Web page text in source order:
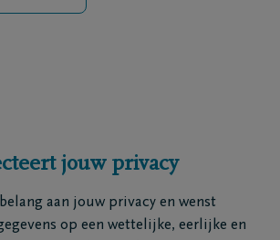
jouw privacy
aan jouw privacy en wenst
op een wettelijke, eerlijke en